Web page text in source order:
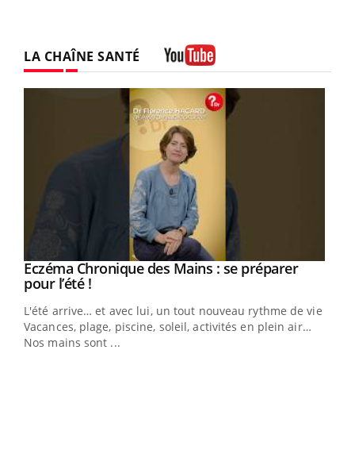
LA CHAÎNE SANTÉ
Youtube
Eczéma Chronique des Mains : se préparer
pour l’été !Youtube
L'été arrive… et avec lui, un tout nouveau rythme de vie !
Vacances, plage, piscine, soleil, activités en plein air…
Nos mains sont ...